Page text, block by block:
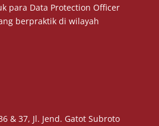
para Data Protection Officer
berpraktik di wilayah
& 37, Jl. Jend. Gatot Subroto